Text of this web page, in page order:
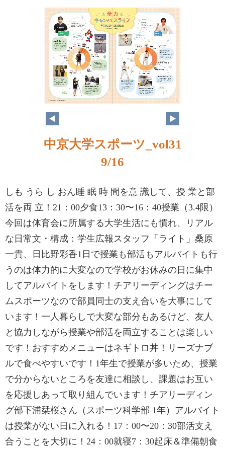
中京大学スポーツ_vol31
9/16
しも うら し おん睡 眠 時 間を意 識して、授 業と部
活を両 立！21：00夕食13：30〜16：40授業（3.4限）
今回は体育会に所属する大学生活にも慣れ、リアル
な日常文・構成：学生広報スタッフ「ライト」桑原
一貴、日比野彩香1日で授業も部活もアルバイトも行
うのは体力的に大変なので学校がお休みの日に集中
してアルバイトをします！チアリーディングはチー
ムスポーツなので部員同士の支え合いを大事にして
います！一人暮らしで大変な部分もあるけど、友人
と協力しながら授業や部活を両立することは楽しい
です！おすすめメニューはネギトロ丼！リーズナブ
ルで食べやすいです！1年生で授業が多いため、授業
で分からないところを友達に相談し、課題はお互い
を応援しあって取り組んでいます！チアリーディン
グ部下浦栞桜さん（スポーツ科学部 1年）アルバイト
は授業がない日に入れる！17：00〜20：30部活支え
合うことを大切に！24：00就寝7：30起床＆準備朝食